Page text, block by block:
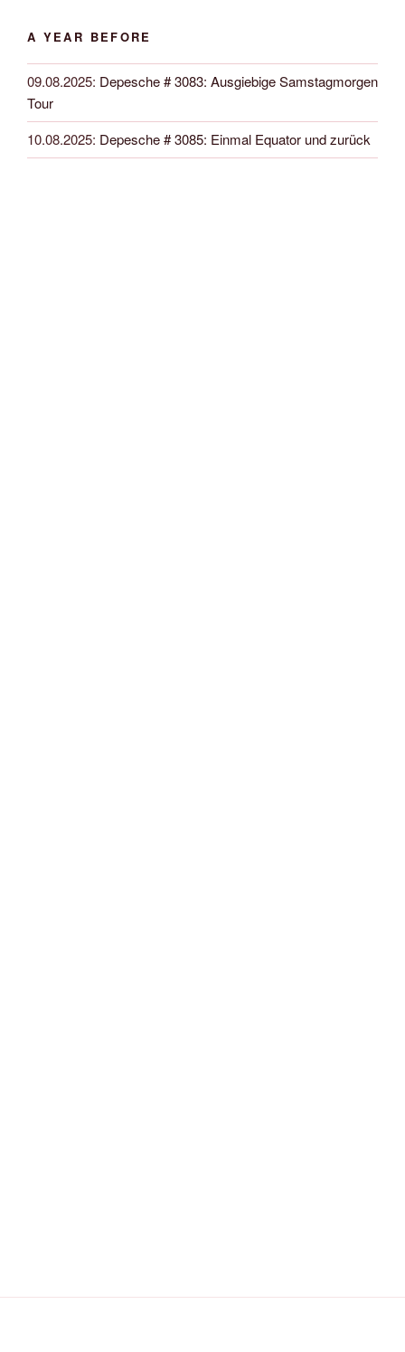
A YEAR BEFORE
09.08.2025: Depesche # 3083: Ausgiebige Samstagmorgen
Tour
10.08.2025: Depesche # 3085: Einmal Equator und zurück